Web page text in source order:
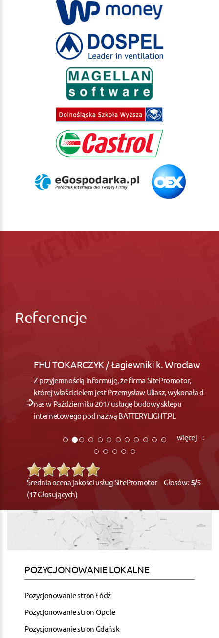
Referencje
FHU TOKARCZYK / Łagiewniki k. Wrocław
Z przyjemnością informuję, że firma SitePromotor,
której właścicielem jest Przemysław Uliasz, wykonała dla
nas w Październiku 2017 usługę budowy sklepu
internetowego pod nazwą BATTERYLIGHT.PL
więcej
Średnia ocena jakości usług SitePromotor Głosów: 5/5
(17 Głosujących)
POZYCJONOWANIE LOKALNE
Pozycjonowanie stron Łódź
Pozycjonowanie stron Opole
Pozycjonowanie stron Gdańsk